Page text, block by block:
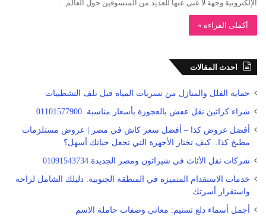
الإلكترونية وجهة لا غنى عنها للعديد من المتسوقين حول العالم…
أكملى القراءة »
احدث المقالات
حماية الفلل والمنازل من تسربات المياه قبل تلف التشطيبات
شراء كراتين نقل عفش بالعجوزة بأسعار مناسبة 01101577900
أفضل عروض كذا – أفضل سعر كاش في مصر | عروض مستلزمات
مطبخ كذا.. كيف تختار الأجهزة التي تجعل حياتك أسهل؟
شركات نقل الأثاث في شيراتون ومصر الجديدة 01091543734
خدمات الاستقدام المتميزة في المنطقة الجنوبية: دليلك الشامل لراحة
واستقرار أسرتك
أجمل أسماء دلع تسنيم: معاني وصفات حاملة الاسم